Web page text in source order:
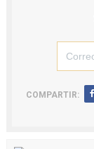
COMPARTIR: